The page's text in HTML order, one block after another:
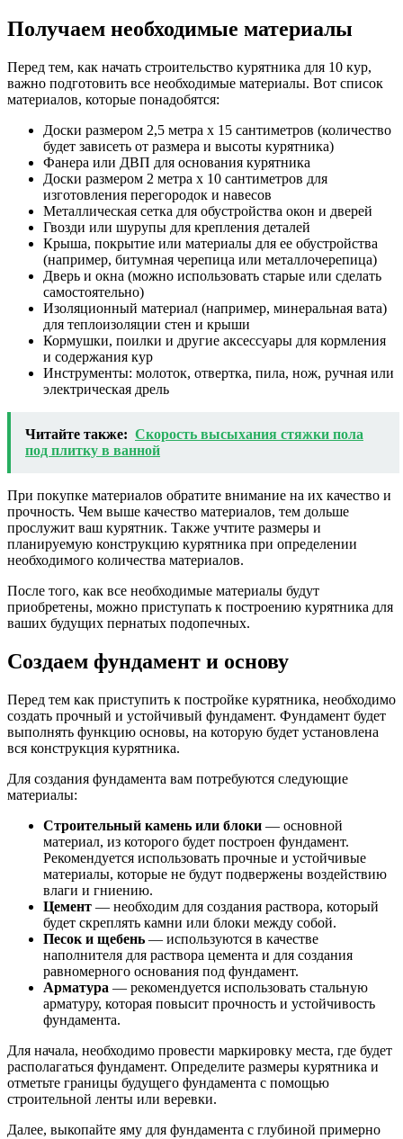
Получаем необходимые материалы
Перед тем, как начать строительство курятника для 10 кур,
важно подготовить все необходимые материалы. Вот список
материалов, которые понадобятся:
Доски размером 2,5 метра х 15 сантиметров (количество
будет зависеть от размера и высоты курятника)
Фанера или ДВП для основания курятника
Доски размером 2 метра х 10 сантиметров для
изготовления перегородок и навесов
Металлическая сетка для обустройства окон и дверей
Гвозди или шурупы для крепления деталей
Крыша, покрытие или материалы для ее обустройства
(например, битумная черепица или металлочерепица)
Дверь и окна (можно использовать старые или сделать
самостоятельно)
Изоляционный материал (например, минеральная вата)
для теплоизоляции стен и крыши
Кормушки, поилки и другие аксессуары для кормления
и содержания кур
Инструменты: молоток, отвертка, пила, нож, ручная или
электрическая дрель
Читайте также: Скорость высыхания стяжки пола
под плитку в ванной
При покупке материалов обратите внимание на их качество и
прочность. Чем выше качество материалов, тем дольше
прослужит ваш курятник. Также учтите размеры и
планируемую конструкцию курятника при определении
необходимого количества материалов.
После того, как все необходимые материалы будут
приобретены, можно приступать к построению курятника для
ваших будущих пернатых подопечных.
Создаем фундамент и основу
Перед тем как приступить к постройке курятника, необходимо
создать прочный и устойчивый фундамент. Фундамент будет
выполнять функцию основы, на которую будет установлена
вся конструкция курятника.
Для создания фундамента вам потребуются следующие
материалы:
Строительный камень или блоки — основной
материал, из которого будет построен фундамент.
Рекомендуется использовать прочные и устойчивые
материалы, которые не будут подвержены воздействию
влаги и гниению.
Цемент — необходим для создания раствора, который
будет скреплять камни или блоки между собой.
Песок и щебень — используются в качестве
наполнителя для раствора цемента и для создания
равномерного основания под фундамент.
Арматура — рекомендуется использовать стальную
арматуру, которая повысит прочность и устойчивость
фундамента.
Для начала, необходимо провести маркировку места, где будет
располагаться фундамент. Определите размеры курятника и
отметьте границы будущего фундамента с помощью
строительной ленты или веревки.
Далее, выкопайте яму для фундамента с глубиной примерно